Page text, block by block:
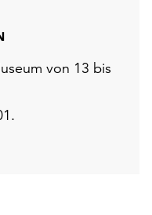
von 13 bis